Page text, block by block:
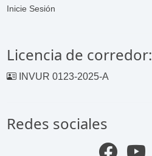
Inicie Sesión
Licencia de corredor:
INVUR 0123-2025-A
Redes sociales